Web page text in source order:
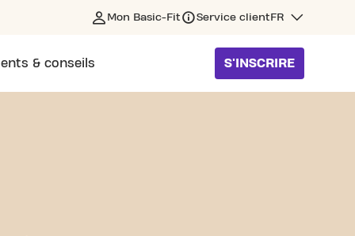
Mon Basic-Fit Service client FR
& conseils S'INSCRIRE